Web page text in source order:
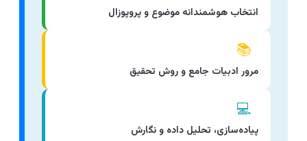
انتخاب هوشمندانه موضوع و پروپوزال
مرور ادبیات جامع و روش تحقیق
پیاده‌سازی، تحلیل داده و نگارش